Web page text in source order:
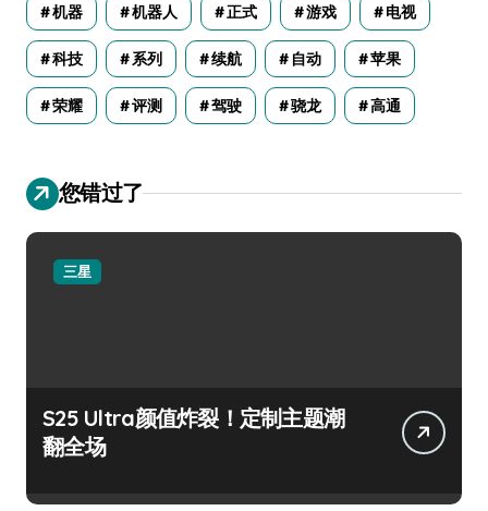
机器 机器人 正式 游戏 电视
科技 系列 续航 自动 苹果
荣耀 评测 驾驶 骁龙 高通
您错过了
三星
S25 Ultra颜值炸裂！定制主题潮
翻全场